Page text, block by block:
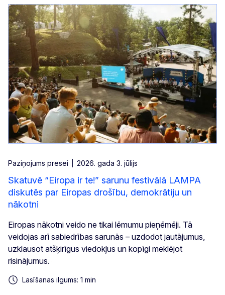
Paziņojums presei 2026. gada 3. jūlijs
Skatuvē “Eiropa ir te!” sarunu festivālā LAMPA
diskutēs par Eiropas drošību, demokrātiju un
nākotni
Eiropas nākotni veido ne tikai lēmumu pieņēmēji. Tā
veidojas arī sabiedrības sarunās – uzdodot jautājumus,
uzklausot atšķirīgus viedokļus un kopīgi meklējot
risinājumus.
Lasīšanas ilgums: 1 min